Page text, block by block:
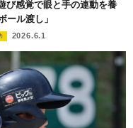
び感覚で眼と手の連動を養
ール渡し」
2026.6.1